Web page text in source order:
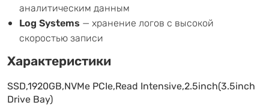
аналитическим данным
Log Systems — хранение логов с высокой
скоростью записи
Характеристики
SSD,1920GB,NVMe PCIe,Read Intensive,2.5inch(3.5inch
Drive Bay)